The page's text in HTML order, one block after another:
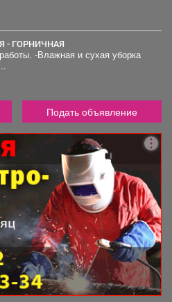
- ГОРНИЧНАЯ
-Влажная и сухая уборка
Подать объявление